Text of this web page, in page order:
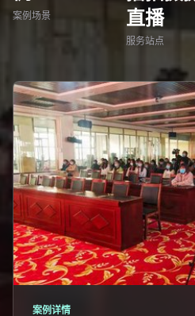
案例场景
直播
服务站点
案例详情